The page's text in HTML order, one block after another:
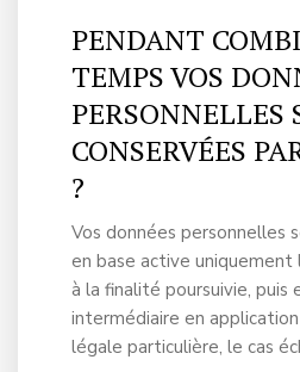
PENDANT
TEMPS VOS
PERSONNELLES
CONSERVÉES
?
Vos données personnelles
en base active
à la finalité poursuivie, puis
intermédiaire en
légale particulière, le cas